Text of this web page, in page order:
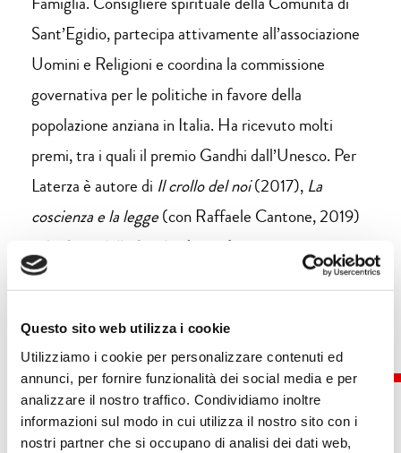
Questo sito web utilizza i cookie
Utilizziamo i cookie per personalizzare contenuti ed
annunci, per fornire funzionalità dei social media e per
analizzare il nostro traffico. Condividiamo inoltre
informazioni sul modo in cui utilizza il nostro sito con i
nostri partner che si occupano di analisi dei dati web,
Sant’Egidio, partecipa attivamente all’associazione
Uomini e Religioni e coordina la commissione
governativa per le politiche in favore della
popolazione anziana in Italia. Ha ricevuto molti
premi, tra i quali il premio Gandhi dall’Unesco. Per
Laterza è autore di Il crollo del noi(2017), La
coscienza e la legge(con Raffaele Cantone, 2019)
La forza della fragilità (2022).